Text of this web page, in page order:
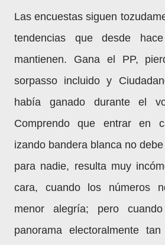
Las encuestas siguen
tendencias que desde
mantienen. Gana el PP,
sorpasso incluido y
había ganado durante el
Comprendo que entrar en
izando bandera blanca no
para nadie, resulta muy
cara, cuando los números
menor alegría; pero
panorama electoralmente